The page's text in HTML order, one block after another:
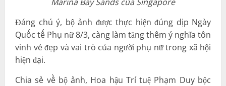
Đáng chú ý, bộ ảnh được thực hiện đúng dịp Ngày
Quốc tế Phụ nữ 8/3, càng làm tăng thêm ý nghĩa tôn
vinh vẻ đẹp và vai trò của người phụ nữ trong xã hội
hiện đại.
Chia sẻ về bộ ảnh, Hoa hậu Trí tuệ Phạm Duy bộc